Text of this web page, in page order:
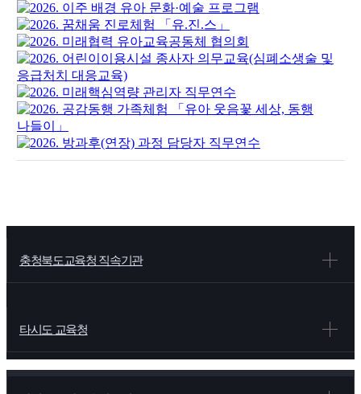
충청북도교육청 직속기관
타시도 교육청